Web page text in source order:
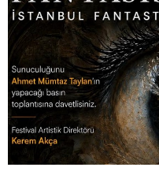
konserden...